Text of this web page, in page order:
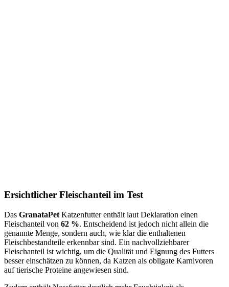
Ersichtlicher Fleischanteil im Test
Das GranataPet Katzenfutter enthält laut Deklaration einen
Fleischanteil von 62 %. Entscheidend ist jedoch nicht allein die
genannte Menge, sondern auch, wie klar die enthaltenen
Fleischbestandteile erkennbar sind. Ein nachvollziehbarer
Fleischanteil ist wichtig, um die Qualität und Eignung des Futters
besser einschätzen zu können, da Katzen als obligate Karnivoren
auf tierische Proteine angewiesen sind.